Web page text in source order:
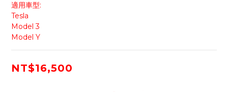
適用車型:
Tesla
Model 3
Model Y
NT$16,500